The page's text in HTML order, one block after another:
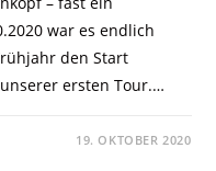
war es endlich
den Start
ersten Tour.…
19. OKTOBER 2020